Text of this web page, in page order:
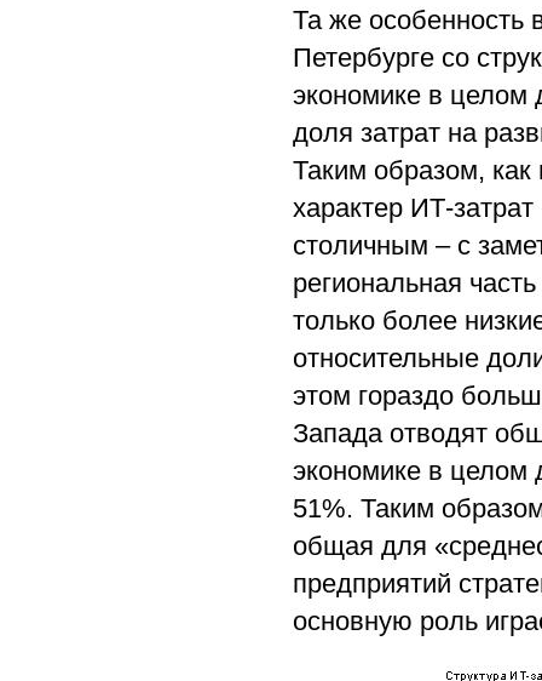
Та же особенность
Петербурге со
экономике в целом
доля затрат на
Таким образом,
характер ИТ-
столичным – с
региональная
только более
относительные
этом гораздо
Запада отводят
экономике в целом
51%. Таким
общая для
предприятий
основную роль